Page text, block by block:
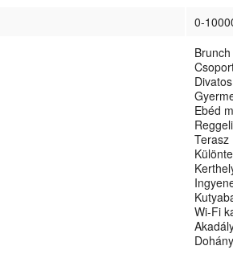
0-
Ebéd
Reggeli
Terasz
Wi-Fi